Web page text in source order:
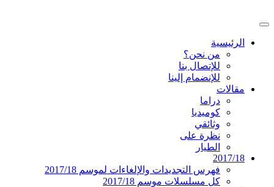
إلى
دليل التلفزيون العربي
موقع عربي متخصص في أخبار ومقالات حول
المسلسلات الأجنبية
القائمة
الرئيسيةالرئيسية
من نحن؟
للإتصال بنا
للإنضمام إلينا
مقالات
دراما
كوميديا
وثائقي
نظرة على
الطيار
2017/18
فهرس التجديدات والإلغاءات لموسم 2017/18
كل مسلسلات موسم 2017/18